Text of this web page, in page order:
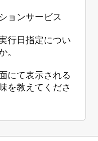
ョンサービス
行日指定につい
にて表示される
を教えてくださ